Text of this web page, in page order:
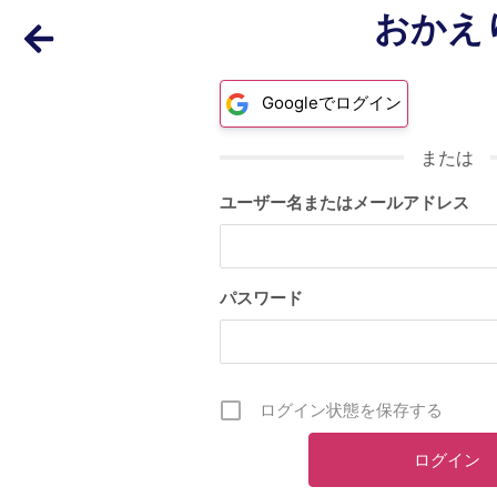
おかえ
Googleでログイン
または
ユーザー名またはメールアドレス
パスワード
ログイン状態を保存する